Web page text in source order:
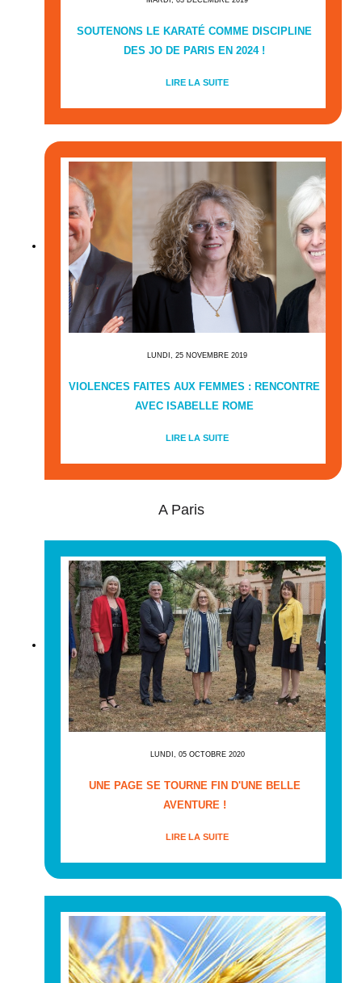
SOUTENONS LE KARATÉ COMME DISCIPLINE
DES JO DE PARIS EN 2024 !
LIRE LA SUITE
LUNDI, 25 NOVEMBRE 2019
VIOLENCES FAITES AUX FEMMES : RENCONTRE
AVEC ISABELLE ROME
LIRE LA SUITE
A Paris
LUNDI, 05 OCTOBRE 2020
UNE PAGE SE TOURNE FIN D'UNE BELLE
AVENTURE !
LIRE LA SUITE